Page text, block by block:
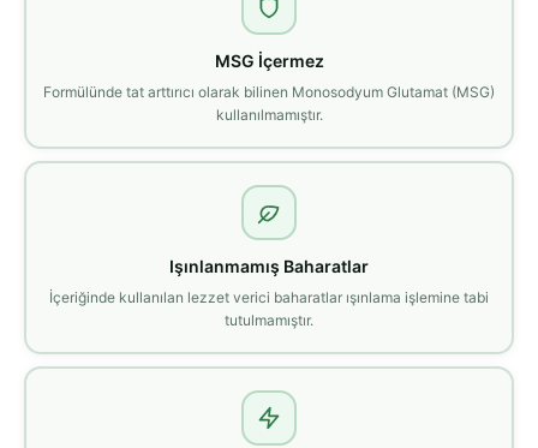
MSG İçermez
Formülünde tat arttırıcı olarak bilinen Monosodyum Glutamat (MSG)
kullanılmamıştır.
Işınlanmamış Baharatlar
İçeriğinde kullanılan lezzet verici baharatlar ışınlama işlemine tabi
tutulmamıştır.